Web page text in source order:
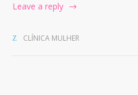
Leave a reply
CLÍNICA MULHER